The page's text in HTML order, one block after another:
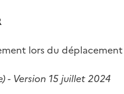
lors du
- Version 15 juillet 2024